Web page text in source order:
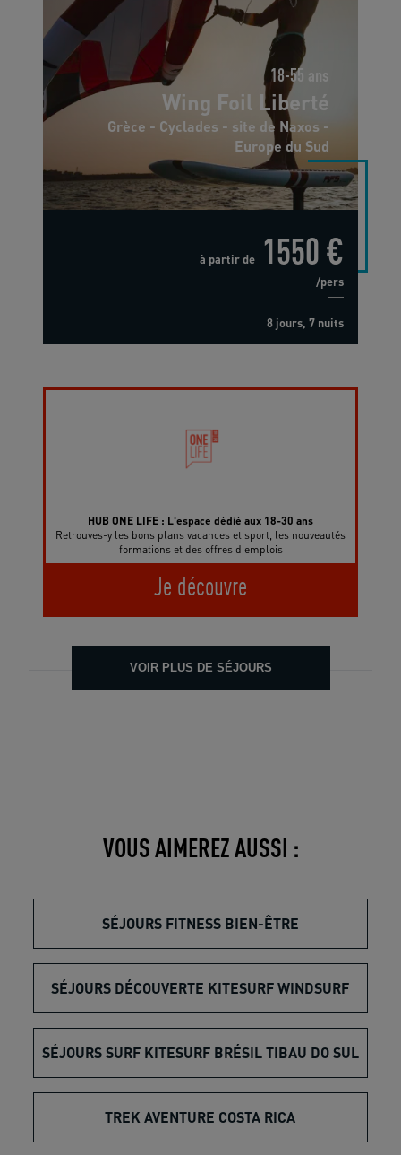
18-55 ans
Wing Foil Liberté
Grèce - Cyclades - site de Naxos -
Europe du Sud
à partir de 1550 €
/pers
8 jours, 7 nuits
HUB ONE LIFE : L'espace dédié aux 18-30 ans
Retrouves-y les bons plans vacances et sport, les nouveautés
formations et des offres d'emplois
Je découvre
VOIR PLUS DE SÉJOURS
VOUS AIMEREZ AUSSI :
SÉJOURS FITNESS BIEN-ÊTRE
SÉJOURS DÉCOUVERTE KITESURF WINDSURF
SÉJOURS SURF KITESURF BRÉSIL TIBAU DO SUL
TREK AVENTURE COSTA RICA